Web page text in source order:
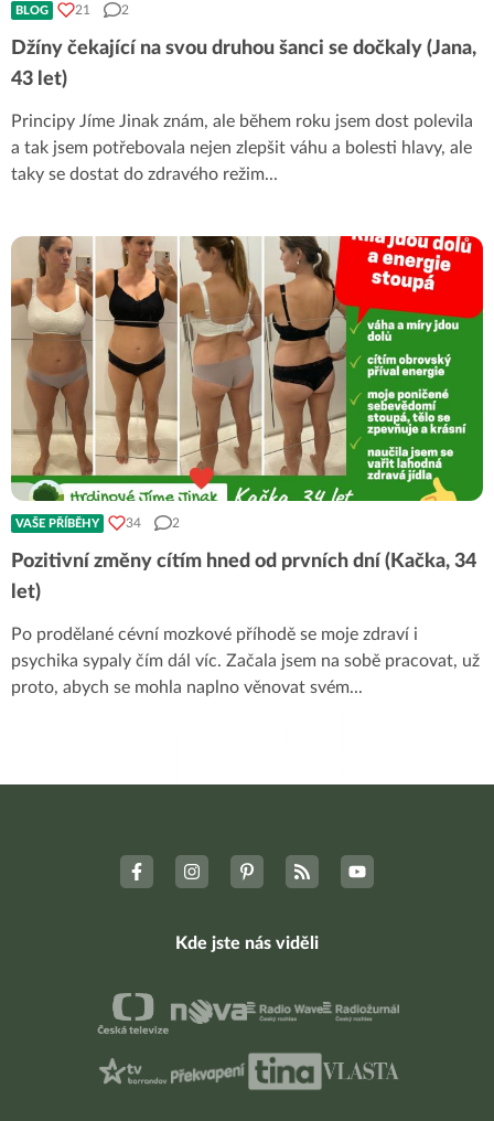
BLOG 21 2
Džíny čekající na svou druhou šanci se dočkaly (Jana,
43 let)
Principy Jíme Jinak znám, ale během roku jsem dost polevila
a tak jsem potřebovala nejen zlepšit váhu a bolesti hlavy, ale
taky se dostat do zdravého režim...
VAŠE PŘÍBĚHY 34 2
Pozitivní změny cítím hned od prvních dní (Kačka, 34
let)
Po prodělané cévní mozkové příhodě se moje zdraví i
psychika sypaly čím dál víc. Začala jsem na sobě pracovat, už
proto, abych se mohla naplno věnovat svém...
Kde jste nás viděli